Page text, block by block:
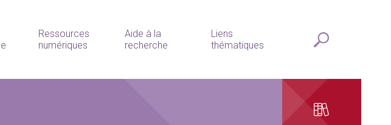
Ressources
numériques
Aide à la
recherche
Liens
thématiques